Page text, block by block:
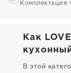
Комплектация
Как
В этой